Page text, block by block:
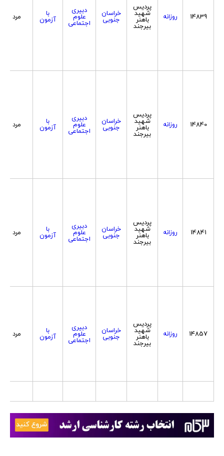
14839 روزانه
پردیس
شهید
باهنر
بیرجند
خراسان
جنوبی
دبیری
علوم
اجتماعی
با
آزمون مرد
14840 روزانه
پردیس
شهید
باهنر
بیرجند
خراسان
جنوبی
دبیری
علوم
اجتماعی
با
آزمون مرد
14841 روزانه
پردیس
شهید
باهنر
بیرجند
خراسان
جنوبی
دبیری
علوم
اجتماعی
با
آزمون مرد
14857 روزانه
پردیس
شهید
باهنر
بیرجند
خراسان
جنوبی
دبیری
علوم
اجتماعی
با
آزمون مرد